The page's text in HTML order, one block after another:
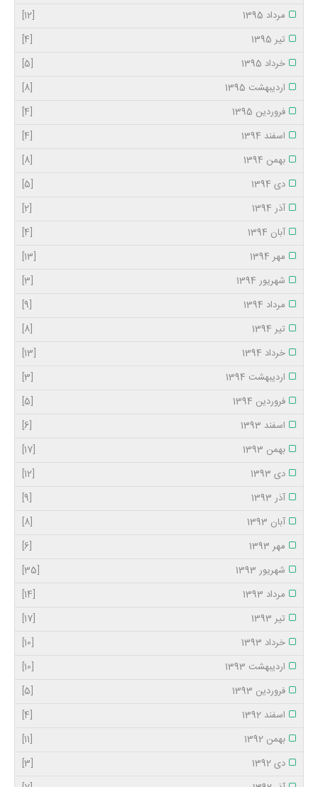
مرداد 1395
[12]
تیر 1395
[4]
خرداد 1395
[5]
اردیبهشت 1395
[8]
فروردین 1395
[4]
اسفند 1394
[4]
بهمن 1394
[8]
دی 1394
[5]
آذر 1394
[2]
آبان 1394
[4]
مهر 1394
[13]
شهریور 1394
[3]
مرداد 1394
[9]
تیر 1394
[8]
خرداد 1394
[13]
اردیبهشت 1394
[3]
فروردین 1394
[5]
اسفند 1393
[6]
بهمن 1393
[17]
دی 1393
[12]
آذر 1393
[9]
آبان 1393
[8]
مهر 1393
[6]
شهریور 1393
[35]
مرداد 1393
[14]
تیر 1393
[17]
خرداد 1393
[10]
اردیبهشت 1393
[10]
فروردین 1393
[5]
اسفند 1392
[4]
بهمن 1392
[11]
دی 1392
[3]